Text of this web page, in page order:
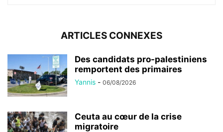
ARTICLES CONNEXES
Des candidats pro-palestiniens
remportent des primaires
Yannis - 06/08/2026
Ceuta au cœur de la crise
migratoire